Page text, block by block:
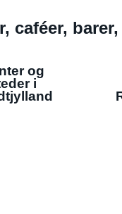
caféer,
og
i